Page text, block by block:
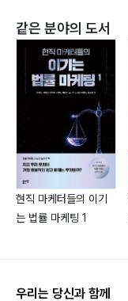
같은 분야의 도서
현직 마케터들의 이기
는 법률 마케팅 1
우리는 당신과 함께